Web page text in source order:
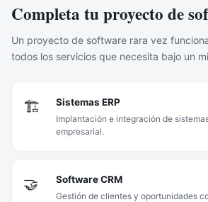
Completa tu proyecto de
Un proyecto de software rara vez
todos los servicios que necesita bajo un
🏗️ Sistemas ERP
Implantación e integración de
empresarial.
🤝 Software CRM
Gestión de clientes y oportunidades